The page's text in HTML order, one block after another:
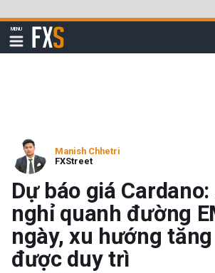
qua
đi
MENU
Hiển
thị
FXStreet
Manish Chhetri
FXStreet
Dự báo giá
nghỉ quanh đường
ngày, xu hướng
được duy trì